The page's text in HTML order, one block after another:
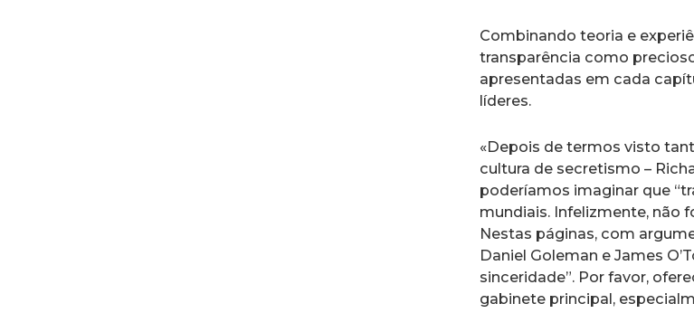
Combinando teoria e
transparência como
apresentadas em cada
líderes.
«Depois de termos visto
cultura de secretismo –
poderíamos imaginar que
mundiais. Infelizmente, não
Nestas páginas, com
Daniel Goleman e James
sinceridade”. Por favor,
gabinete principal,